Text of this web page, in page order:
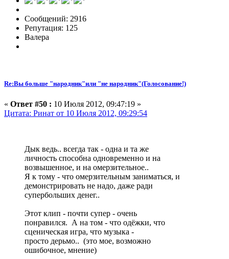
Сообщений: 2916
Репутация: 125
Валера
Re:Вы больше "народник"или "не народник"(Голосование!)
« Ответ #50 : 10 Июля 2012, 09:47:19 »
Цитата: Ринат от 10 Июля 2012, 09:29:54
Дык ведь.. всегда так - одна и та же
личность способна одновременно и на
возвышенное, и на омерзительное..
Я к тому - что омерзительным заниматься, и
демонстрировать не надо, даже ради
супербольших денег..
Этот клип - почти супер - очень
понравился. А на том - что одёжки, что
сценическая игра, что музыка -
просто дерьмо.. (это мое, возможно
ошибочное, мнение)